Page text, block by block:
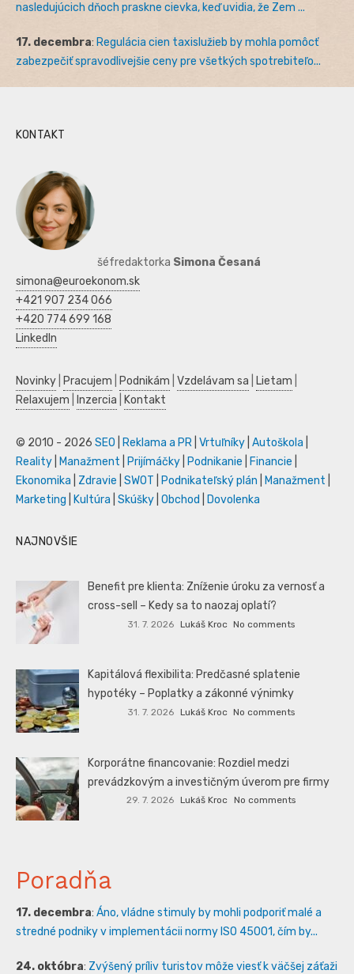
nasledujúcich dňoch praskne cievka, keď uvidia, že Zem ...
17. decembra: Regulácia cien taxislužieb by mohla pomôcť
zabezpečiť spravodlivejšie ceny pre všetkých spotrebiteľo...
KONTAKT
šéfredaktorka Simona Česaná
simona@euroekonom.sk
+421 907 234 066
+420 774 699 168
LinkedIn
Novinky Pracujem Podnikám Vzdelávam sa Lietam
Relaxujem
Inzercia Kontakt
© 2010 - 2026 SEO Reklama a PR Vrtuľníky Autoškola
Reality
Manažment Prijímáčky Podnikanie Financie
Ekonomika
Zdravie SWOT Podnikateľský plán Manažment
Marketing
Kultúra Skúšky Obchod Dovolenka
NAJNOVŠIE
Benefit pre klienta: Zníženie úroku za vernosť a
cross-sell – Kedy sa to naozaj oplatí?
31. 7. 2026 Lukáš Kroc No comments
Kapitálová flexibilita: Predčasné splatenie
hypotéky – Poplatky a zákonné výnimky
31. 7. 2026 Lukáš Kroc No comments
Korporátne financovanie: Rozdiel medzi
prevádzkovým a investičným úverom pre firmy
29. 7. 2026 Lukáš Kroc No comments
Poradňa
17. decembra: Áno, vládne stimuly by mohli podporiť malé a
stredné podniky v implementácii normy ISO 45001, čím by...
24. októbra: Zvýšený príliv turistov môže viesť k väčšej záťaži